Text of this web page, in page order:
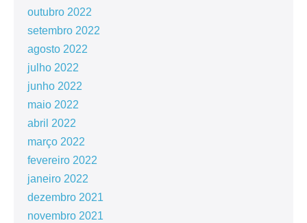
outubro 2022
setembro 2022
agosto 2022
julho 2022
junho 2022
maio 2022
abril 2022
março 2022
fevereiro 2022
janeiro 2022
dezembro 2021
novembro 2021